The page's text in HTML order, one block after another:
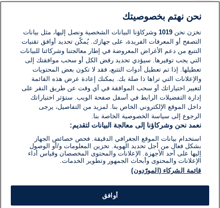
لا توجد تعليقات مكتوبة حتى الآن. كن الأول!
اكتب تعليقًا جديدًا ...
نحن نهتم بخصوصيتك
نخزن نحن1019 وشركاؤنا البيانات الشخصية ونصل إليها، مثل بيانات
التصفح أو المعرفات الفريدة، على جهازك. يُمكّن تحديد أوافق تقنيات
التتبع من دعم الأغراض المعروضة في إطار معالجتنا وشركائنا للبيانات
التي يجب توفيرها. سيؤدي تحديد رفض الكل أو سحب موافقتك إلى
تعطيلها. إذا تم تعطيل أدوات التتبع، فقد لا تكون بعض المحتويات
والإعلانات التي تراها ذا صلة بك. يمكنك إعادة عرض هذه القائمة
لتغيير اختياراتك أو سحب الموافقة في أي وقت عن طريق النقر على
إدارة التفضيلات الرابط في أسفل صفحة الويب. ستؤثر اختياراتك
داخل الموقع الإلكتروني الخاص بنا. لمزيد من التفاصيل، يرجى
الرجوع إلى سياسة الخصوصية الخاصة بنا.
نعمد نحن وشركاؤنا إلى معالجة البيانات لتقديم:
استخدام بيانات الموقع الجغرافي الدقيقة. فحص خصائص الجهاز
بشكل فعال من أجل تحديد الهوية. تخزين المعلومات و/أو الوصول
إليها على أحد الأجهزة. الإعلانات والمحتوى المخصصان وقياس أداء
الإعلانات والمحتوى وأبحاث الجمهور وتطوير الخدمات.
قائمة الشركاء (المورّدون)
أوافق